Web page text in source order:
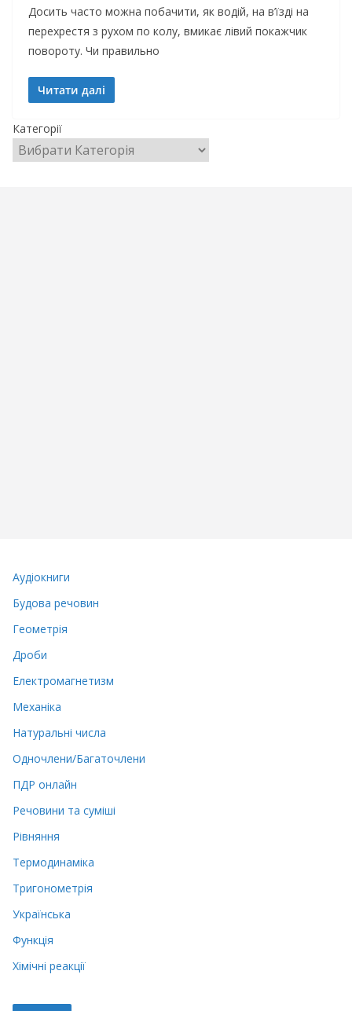
Досить часто можна побачити, як водій, на в’їзді на
перехрестя з рухом по колу, вмикає лівий покажчик
повороту. Чи правильно
Читати далі
Категорії
Аудіокниги
Будова речовин
Геометрія
Дроби
Електромагнетизм
Механіка
Натуральні числа
Одночлени/Багаточлени
ПДР онлайн
Речовини та суміші
Рівняння
Термодинаміка
Тригонометрія
Українська
Функція
Хімічні реакції